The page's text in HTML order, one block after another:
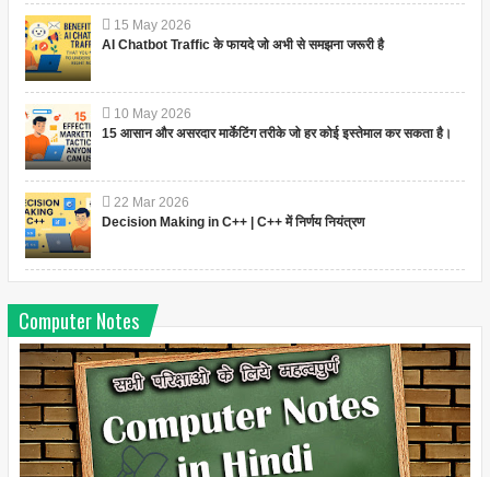
15 May 2026
AI Chatbot Traffic के फायदे जो अभी से समझना जरूरी है
10 May 2026
15 आसान और असरदार मार्केटिंग तरीके जो हर कोई इस्तेमाल कर सकता है।
22 Mar 2026
Decision Making in C++ | C++ में निर्णय नियंत्रण
Computer Notes